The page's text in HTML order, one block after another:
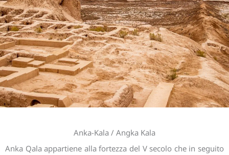
Anka-Kala / Angka Kala
Anka Qala appartiene alla fortezza del V secolo che in seguito